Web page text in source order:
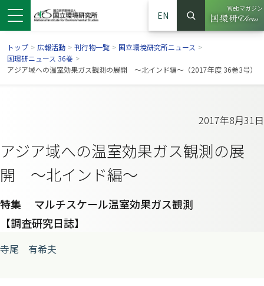
ドウで開きます）
ンドウで開きます）
ウインドウで開きます）
EN
サイト内検索
検索
Webマガジン
（別ウイ
トップ > 広報活動 > 刊行物一覧 > 国立環境研究所ニュース >
国環研ニュース 36巻 >
アジア域への温室効果ガス観測の展開 ～北インド編～（2017年度 36巻3号）
2017年8月31日
アジア域への温室効果ガス観測の展
開 ～北インド編～
特集 マルチスケール温室効果ガス観測
【調査研究日誌】
寺尾 有希夫